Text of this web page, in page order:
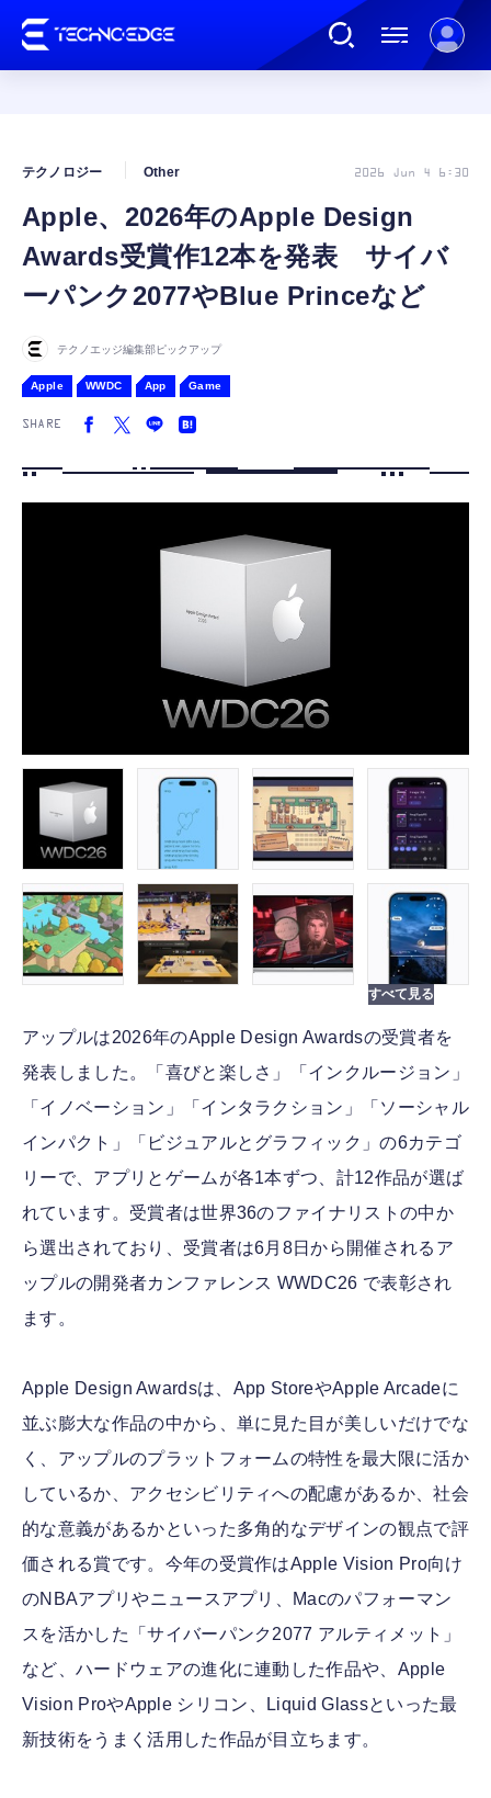
AI
ガジェット
ゲーム
カルチャー
FOLLOW US
Apple、2026年のApple Design
Awards受賞作12本を発表 サイバ
ーパンク2077やBlue Princeなど
テクノロジー Other 2026 Jun 4 6:30
テクノエッジ編集部ピックアップ
Apple WWDC App Game
SHARE
アップルは2026年のApple Design Awardsの受賞者を
発表しました。「喜びと楽しさ」「インクルージョン」
「イノベーション」「インタラクション」「ソーシャル
インパクト」「ビジュアルとグラフィック」の6カテゴ
リーで、アプリとゲームが各1本ずつ、計12作品が選ば
れています。受賞者は世界36のファイナリストの中か
ら選出されており、受賞者は6月8日から開催されるア
ップルの開発者カンファレンス WWDC26 で表彰され
ます。
Apple Design Awardsは、App StoreやApple Arcadeに
並ぶ膨大な作品の中から、単に見た目が美しいだけでな
く、アップルのプラットフォームの特性を最大限に活か
しているか、アクセシビリティへの配慮があるか、社会
的な意義があるかといった多角的なデザインの観点で評
価される賞です。今年の受賞作はApple Vision Pro向け
のNBAアプリやニュースアプリ、Macのパフォーマン
スを活かした「サイバーパンク2077 アルティメット」
など、ハードウェアの進化に連動した作品や、Apple
Vision ProやApple シリコン、Liquid Glassといった最
新技術をうまく活用した作品が目立ちます。